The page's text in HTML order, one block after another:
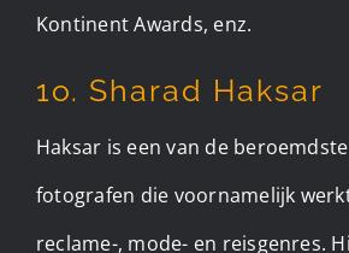
Kontinent Awards, enz.
1o. Sharad Haksar
Haksar is een van de
fotografen die voornamelijk
reclame-, mode- en reisgenres.